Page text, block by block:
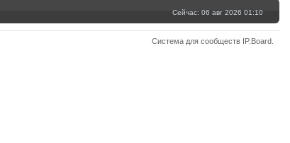
Сейчас: 06 авг 2026 01:10
Система для сообществ IP.Board